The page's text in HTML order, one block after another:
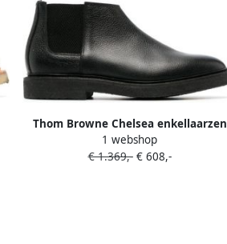
Thom Browne Chelsea enkellaarzen
Zwart
1 webshop
€ 1.369,-€ 608,-